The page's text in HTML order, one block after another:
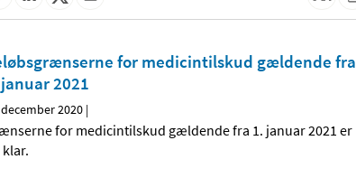
for medicintilskud gældende fra
2021
2020 |
for medicintilskud gældende fra 1. januar 2021 er